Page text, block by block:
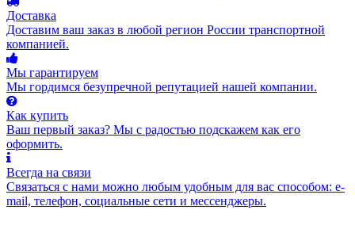
Доставка
Доставим ваш заказ в любой регион России транспортной
компанией.
Мы гарантируем
Мы гордимся безупречной репутацией нашей компании.
Как купить
Ваш первый заказ? Мы с радостью подскажем как его
оформить.
Всегда на связи
Связаться с нами можно любым удобным для вас способом: e-
mail, телефон, социальные сети и мессенджеры.